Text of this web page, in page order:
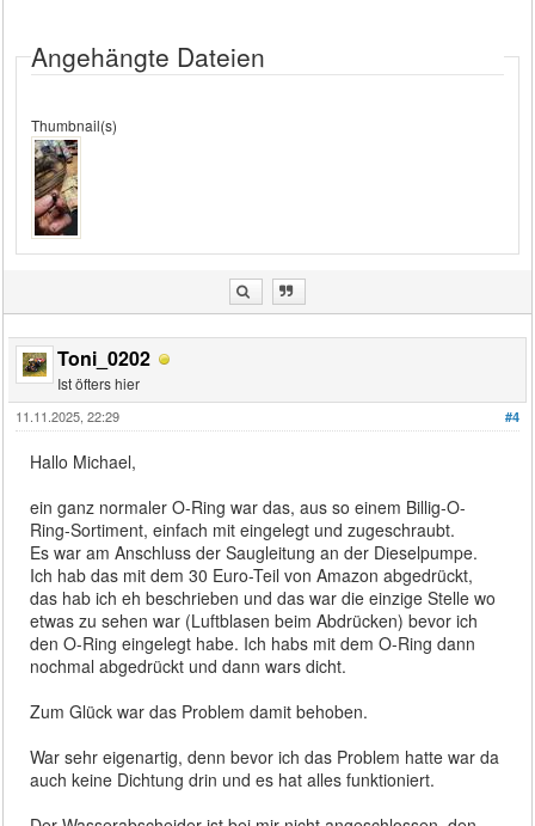
Angehängte Dateien
Thumbnail(s)
Toni_0202
Ist öfters hier
#4
11.11.2025, 22:29
Hallo Michael,
ein ganz normaler O-Ring war das, aus so einem Billig-O-
Ring-Sortiment, einfach mit eingelegt und zugeschraubt.
Es war am Anschluss der Saugleitung an der Dieselpumpe.
Ich hab das mit dem 30 Euro-Teil von Amazon abgedrückt,
das hab ich eh beschrieben und das war die einzige Stelle wo
etwas zu sehen war (Luftblasen beim Abdrücken) bevor ich
den O-Ring eingelegt habe. Ich habs mit dem O-Ring dann
nochmal abgedrückt und dann wars dicht.
Zum Glück war das Problem damit behoben.
War sehr eigenartig, denn bevor ich das Problem hatte war da
auch keine Dichtung drin und es hat alles funktioniert.